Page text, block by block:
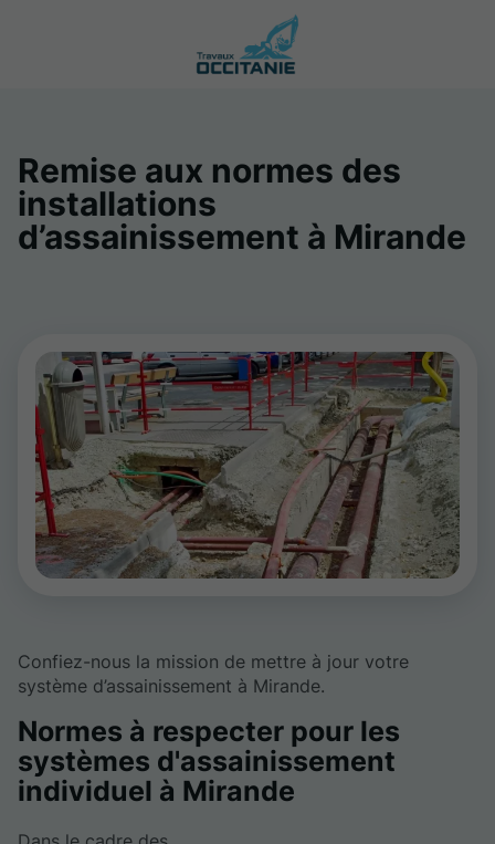
Remise aux normes des
installations
d’assainissement à Mirande
Confiez-nous la mission de mettre à jour votre
système d’assainissement à Mirande.
Normes à respecter pour les
systèmes d'assainissement
individuel à Mirande